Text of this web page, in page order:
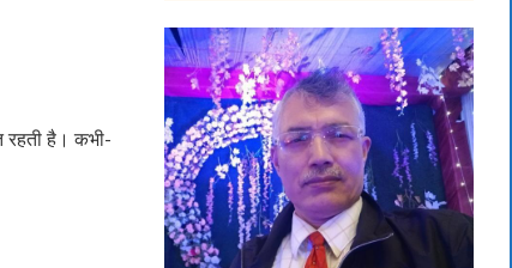
रहती है। कभी-